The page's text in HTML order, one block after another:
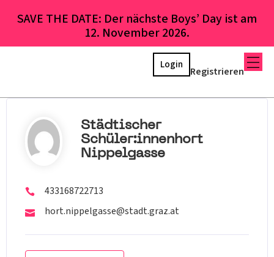
SAVE THE DATE: Der nächste Boys’ Day ist am
12. November 2026.
Registrieren
Login
Städtischer
Schüler:innenhort
Nippelgasse
433168722713
hort.nippelgasse@stadt.graz.at